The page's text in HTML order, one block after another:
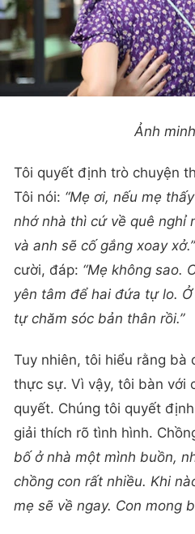
Ảnh
Tôi quyết định trò chuyện
Tôi nói: “Mẹ ơi, nếu mẹ
nhớ nhà thì cứ về quê nghỉ
và anh sẽ cố gắng xoay xở.”
cười, đáp: “Mẹ không sao.
yên tâm để hai đứa tự lo.
tự chăm sóc bản thân rồi.”
Tuy nhiên, tôi hiểu rằng bà
thực sự. Vì vậy, tôi bàn với
quyết. Chúng tôi quyết
giải thích rõ tình hình.
bố ở nhà một mình buồn,
chồng con rất nhiều. Khi
mẹ sẽ về ngay. Con mong